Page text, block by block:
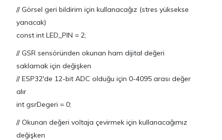
// Görsel geri bildirim için kullanacağız (stres yüksekse
yanacak)
const int LED_PIN = 2;
// GSR sensöründen okunan ham dijital değeri
saklamak için değişken
// ESP32'de 12-bit ADC olduğu için 0-4095 arası değer
alır
int gsrDegeri = 0;
// Okunan değeri voltaja çevirmek için kullanacağımız
değişken